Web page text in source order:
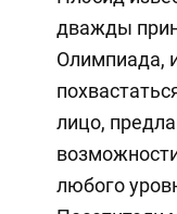
дважды
Олимпиада,
лицо,
любого